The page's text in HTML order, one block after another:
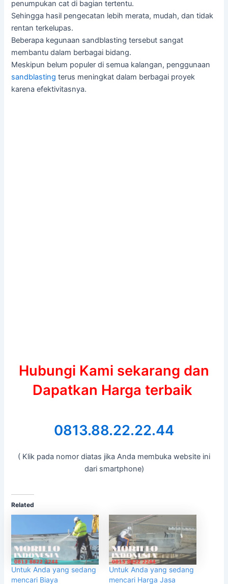
penumpukan cat di bagian tertentu.
Sehingga hasil pengecatan lebih merata, mudah, dan tidak
rentan terkelupas.
Beberapa kegunaan sandblasting tersebut sangat
membantu dalam berbagai bidang.
Meskipun belum populer di semua kalangan, penggunaan
sandblasting terus meningkat dalam berbagai proyek
karena efektivitasnya.
Hubungi Kami sekarang dan
Dapatkan Harga terbaik
0813.88.22.22.44
( Klik pada nomor diatas jika Anda membuka website ini
dari smartphone)
Related
Untuk Anda yang sedang
mencari Biaya
Untuk Anda yang sedang
mencari Harga Jasa